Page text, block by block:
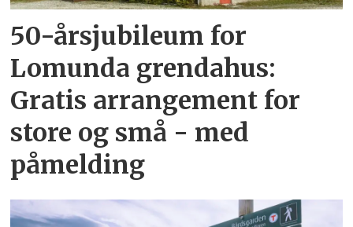
50-årsjubileum for
Lomunda grendahus:
Gratis arrangement for
store og små - med
påmelding